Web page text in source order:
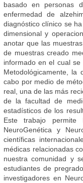
basado en personas
enfermedad de
diagnóstico clínico se
dimensional y
anotar que las
de muestras creado
informado en el cual
Metodológicamente, la
cabo por medio de
real, una de las más
de la facultad de
estadísticos de los
Este trabajo permite
NeuroGenética y
científicas
médicas relacionadas
nuestra comunidad y
estudiantes de
investigadores en